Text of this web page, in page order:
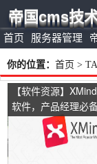
首页 服务器管理
帝国cms技
你的位置： 首页 >
【软件资源】
软件，产品经理必